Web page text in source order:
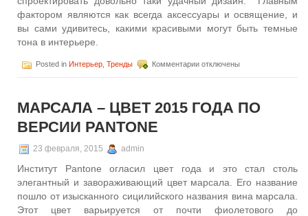
фактором являются как всегда аксессуары и освящение, и
вы сами удивитесь, какими красивыми могут быть темные
тона в интерьере.
Posted in Интерьер Тренды Комментариик
в
интерьере
отключены
МАРСАЛА – ЦВЕТ 2015 ГОДА ПО
ВЕРСИИ PANTONE
23 февраля, 2015 admin
Институт Pantone огласил цвет года и это стал столь
элегантный и завораживающий цвет марсала. Его название
пошло от изысканного сицилийского названия вина марсала.
Этот цвет варьируется от почти фиолетового до